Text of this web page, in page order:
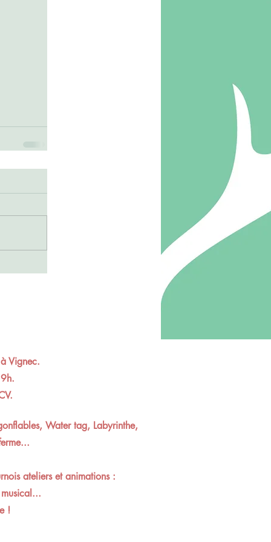
Vignec.
Water tag, Labyrinthe,
ateliers et animations :
!